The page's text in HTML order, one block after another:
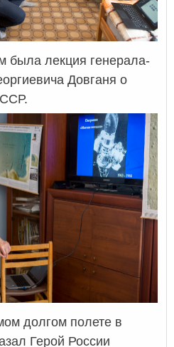
была лекция генерала-
Довганя о
долгом полете в
Герой России